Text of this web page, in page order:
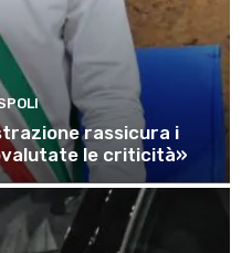
rassicura i
le criticità»